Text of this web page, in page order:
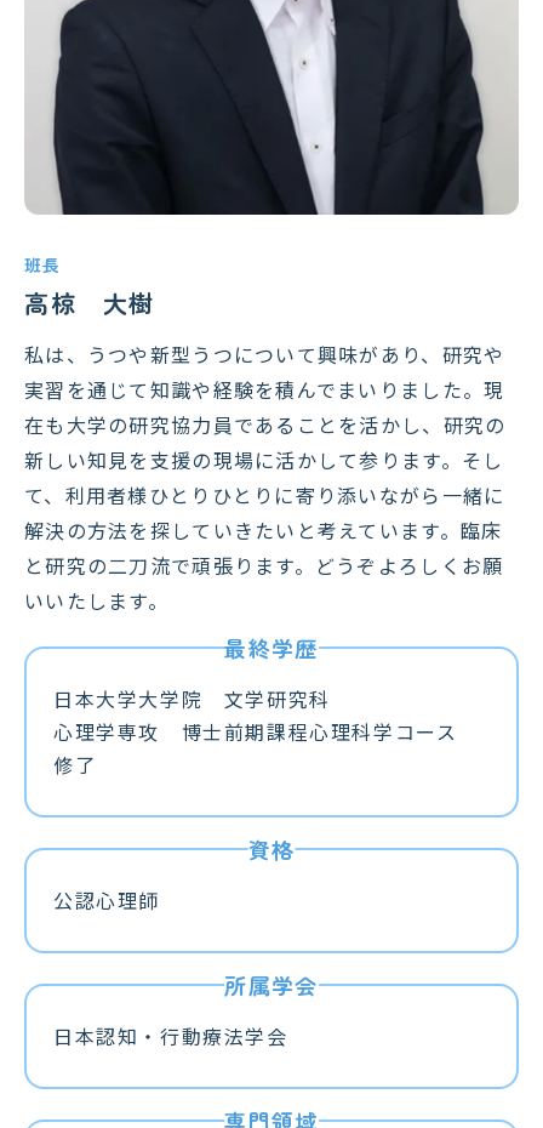
班長
高椋 大樹
私は、うつや新型うつについて興味があり、研究や
実習を通じて知識や経験を積んでまいりました。現
在も大学の研究協力員であることを活かし、研究の
新しい知見を支援の現場に活かして参ります。そし
て、利用者様ひとりひとりに寄り添いながら一緒に
解決の方法を探していきたいと考えています。臨床
と研究の二刀流で頑張ります。どうぞよろしくお願
いいたします。
日本大学大学院 文学研究科
心理学専攻 博士前期課程心理科学コース
修了
公認心理師
日本認知・行動療法学会